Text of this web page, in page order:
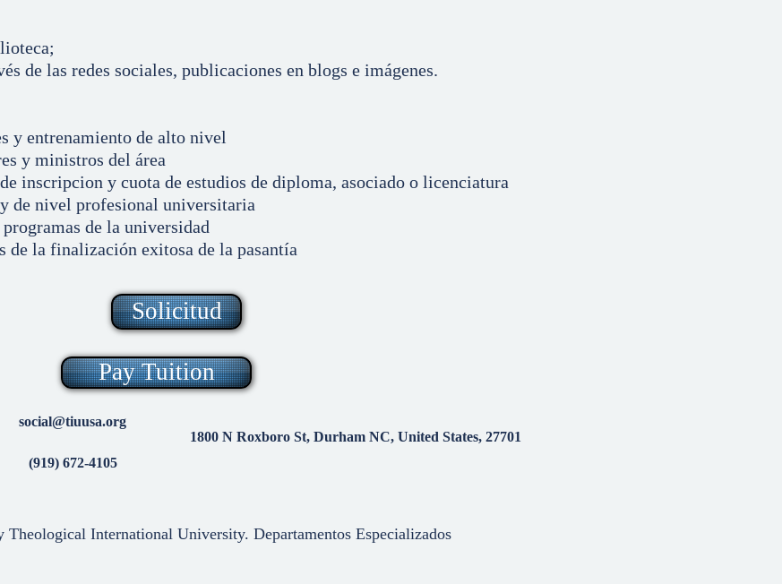
de las redes sociales, publicaciones en blogs e imágenes.
y entrenamiento de alto nivel
y ministros del área
inscripcion y cuota de estudios de diploma, asociado o licenciatura
de nivel profesional universitaria
de la universidad
de la finalización exitosa de la pasantía
Solicitud
Pay Tuition
social@tiuusa.org
1800 N Roxboro St, Durham NC, United States, 27701
(919) 672-4105
Theological International University. Departamentos Especializados